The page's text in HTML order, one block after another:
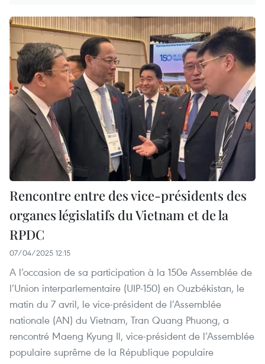
Rencontre entre des vice-présidents des
organes législatifs du Vietnam et de la
RPDC
07/04/2025 12:15
A l’occasion de sa participation à la 150e Assemblée de
l’Union interparlementaire (UIP-150) en Ouzbékistan, le
matin du 7 avril, le vice-président de l’Assemblée
nationale (AN) du Vietnam, Tran Quang Phuong, a
rencontré Maeng Kyung Il, vice-président de l’Assemblée
populaire suprême de la République populaire